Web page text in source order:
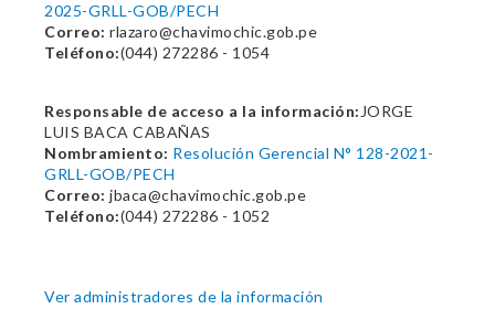
2025-GRLL-GOB/PECH
Correo: rlazaro@chavimochic.gob.pe
Teléfono:(044) 272286 - 1054
Responsable de acceso a la información: JORGE
LUIS BACA CABAÑAS
Nombramiento: Resolución Gerencial N° 128-2021-
GRLL-GOB/PECH
Correo: jbaca@chavimochic.gob.pe
Teléfono:(044) 272286 - 1052
Ver administradores de la información